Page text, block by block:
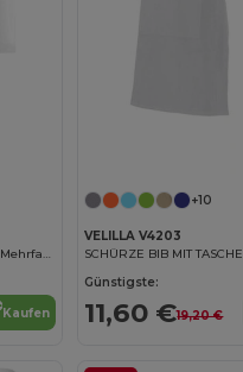
Praktische Kurze Schürze mit Mehrfachfächern
Kaufen
+10
VELILLA V4203
SCHÜRZE BIB MIT TASCHE
Günstigste:
11,60 €19,20 €